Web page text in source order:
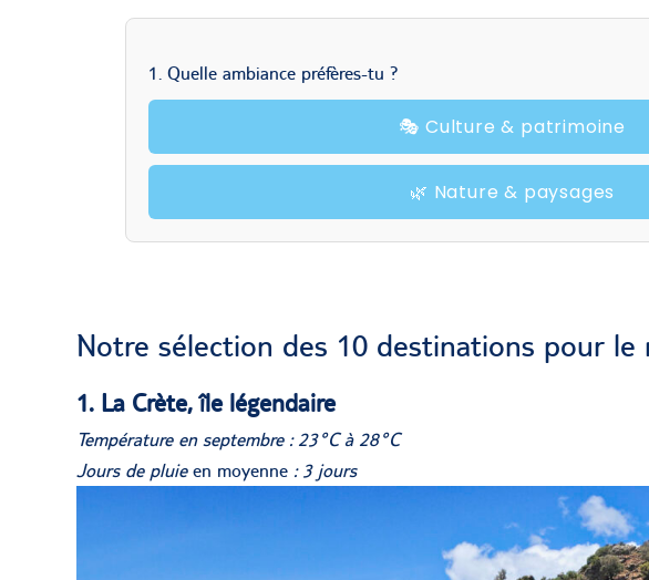
1. Quelle ambiance préfères-tu ?
🎭 Culture & patrimoine
🌿 Nature & paysages
Notre sélection des 10 destinations pour le
1. La Crète, île légendaire
Température en septembre : 23°C à 28°C
Jours de pluieen moyenne : 3 jours